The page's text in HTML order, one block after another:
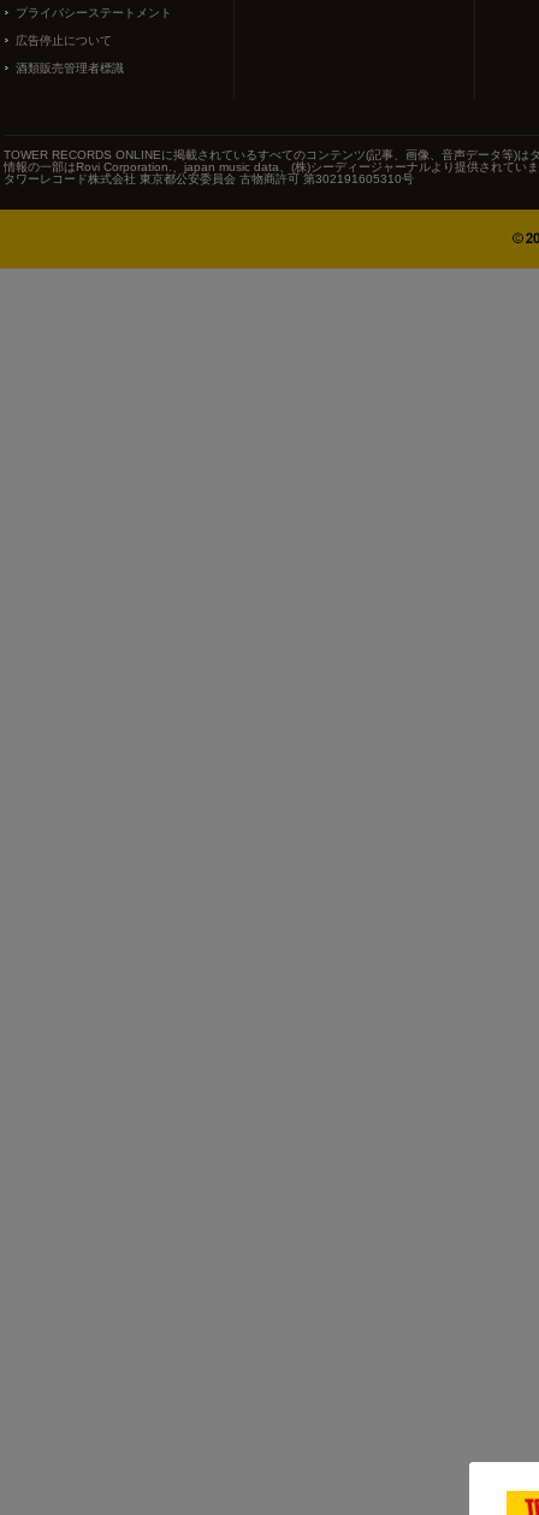
プライバシーステートメント
広告停止について
酒類販売管理者標識
TOWER RECORDS ONLINEに掲載されているすべてのコンテンツ(記事、画像、音声データ等)
情報の一部はRovi Corporation.、japan music data、(株)シーディージャーナルより提供されてい
タワーレコード株式会社 東京都公安委員会 古物商許可 第302191605310号